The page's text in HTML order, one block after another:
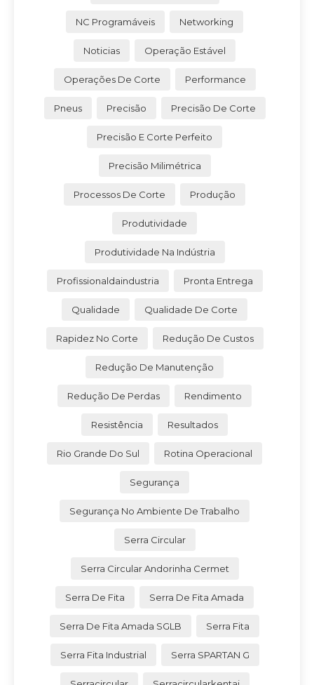
NC Programáveis Networking
Noticias Operação Estável
Operações De Corte Performance
Pneus Precisão Precisão De Corte
Precisão E Corte Perfeito
Precisão Milimétrica
Processos De Corte Produção
Produtividade
Produtividade Na Indústria
Profissionaldaindustria Pronta Entrega
Qualidade Qualidade De Corte
Rapidez No Corte Redução De Custos
Redução De Manutenção
Redução De Perdas Rendimento
Resistência Resultados
Rio Grande Do Sul Rotina Operacional
Segurança
Segurança No Ambiente De Trabalho
Serra Circular
Serra Circular Andorinha Cermet
Serra De Fita Serra De Fita Amada
Serra De Fita Amada SGLB Serra Fita
Serra Fita Industrial Serra SPARTAN G